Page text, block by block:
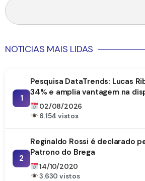
NOTICIAS MAIS LIDAS
1
Pesquisa DataTrends: Lucas
34% e amplia vantagem na
da Paraíba
02/08/2026
6.154 vistos
2
Reginaldo Rossi é declarado
Patrono do Brega
14/10/2020
3.630 vistos